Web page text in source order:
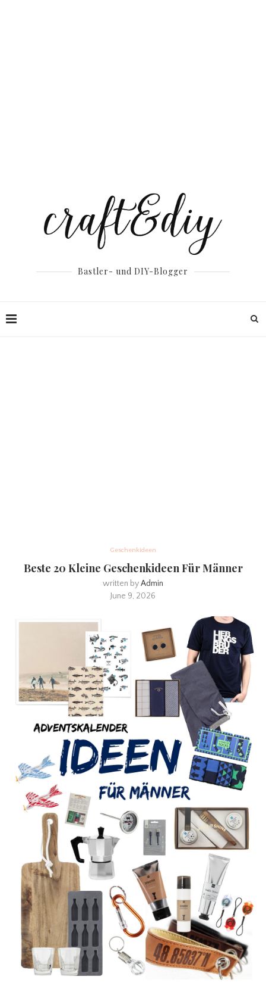
Bastler- und DIY-Blogger
Geschenkideen
Beste 20 Kleine Geschenkideen Für Männer
written byAdmin
June 9, 2026